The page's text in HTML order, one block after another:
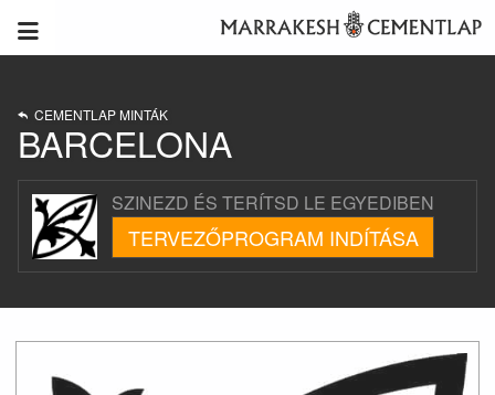
CEMENTLAP MINTÁK
BARCELONA
SZINEZD ÉS TERÍTSD LE EGYEDIBEN
TERVEZŐPROGRAM INDÍTÁSA